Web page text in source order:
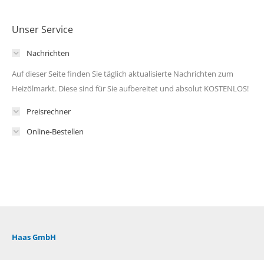
Unser Service
Nachrichten
Auf dieser Seite finden Sie täglich aktualisierte Nachrichten zum
Heizölmarkt. Diese sind für Sie aufbereitet und absolut KOSTENLOS!
Preisrechner
Online-Bestellen
Haas GmbH